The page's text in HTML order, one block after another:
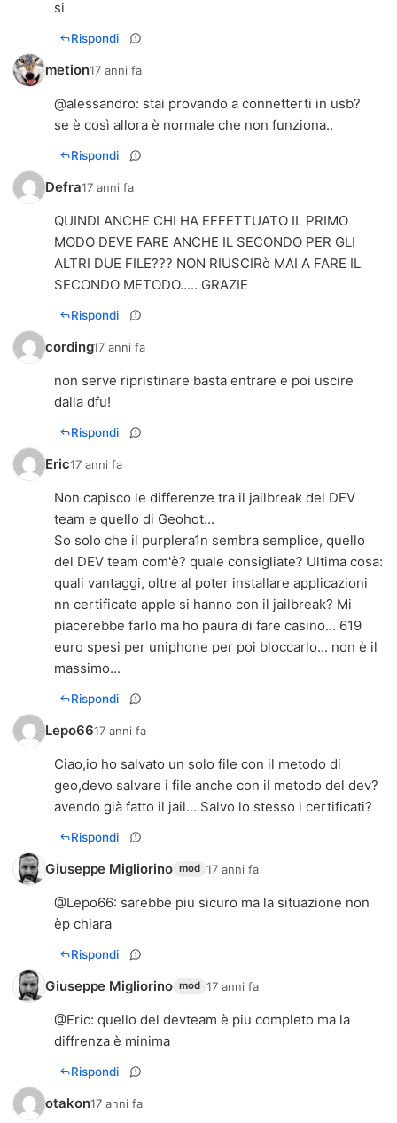
si
Rispondi
metion17 anni fa
@alessandro: stai provando a connetterti in usb?
se è così allora è normale che non funziona..
Rispondi
Defra17 anni fa
QUINDI ANCHE CHI HA EFFETTUATO IL PRIMO
MODO DEVE FARE ANCHE IL SECONDO PER GLI
ALTRI DUE FILE??? NON RIUSCIRò MAI A FARE IL
SECONDO METODO..... GRAZIE
Rispondi
cording17 anni fa
non serve ripristinare basta entrare e poi uscire
dalla dfu!
Rispondi
Eric17 anni fa
Non capisco le differenze tra il jailbreak del DEV
team e quello di Geohot...
So solo che il purplera1n sembra semplice, quello
del DEV team com'è? quale consigliate? Ultima cosa:
quali vantaggi, oltre al poter installare applicazioni
nn certificate apple si hanno con il jailbreak? Mi
piacerebbe farlo ma ho paura di fare casino... 619
euro spesi per uniphone per poi bloccarlo... non è il
massimo...
Rispondi
Lepo6617 anni fa
Ciao,io ho salvato un solo file con il metodo di
geo,devo salvare i file anche con il metodo del dev?
avendo già fatto il jail... Salvo lo stesso i certificati?
Rispondi
Giuseppe Migliorino mod 17 anni fa
@Lepo66: sarebbe piu sicuro ma la situazione non
èp chiara
Rispondi
Giuseppe Migliorino mod 17 anni fa
@Eric: quello del devteam è piu completo ma la
diffrenza è minima
Rispondi
otakon17 anni fa